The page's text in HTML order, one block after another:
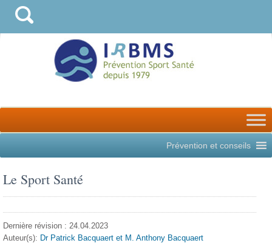
Prévention et conseils
Le Sport Santé
Dernière révision : 24.04.2023
Auteur(s): Dr Patrick Bacquaert et M. Anthony Bacquaert